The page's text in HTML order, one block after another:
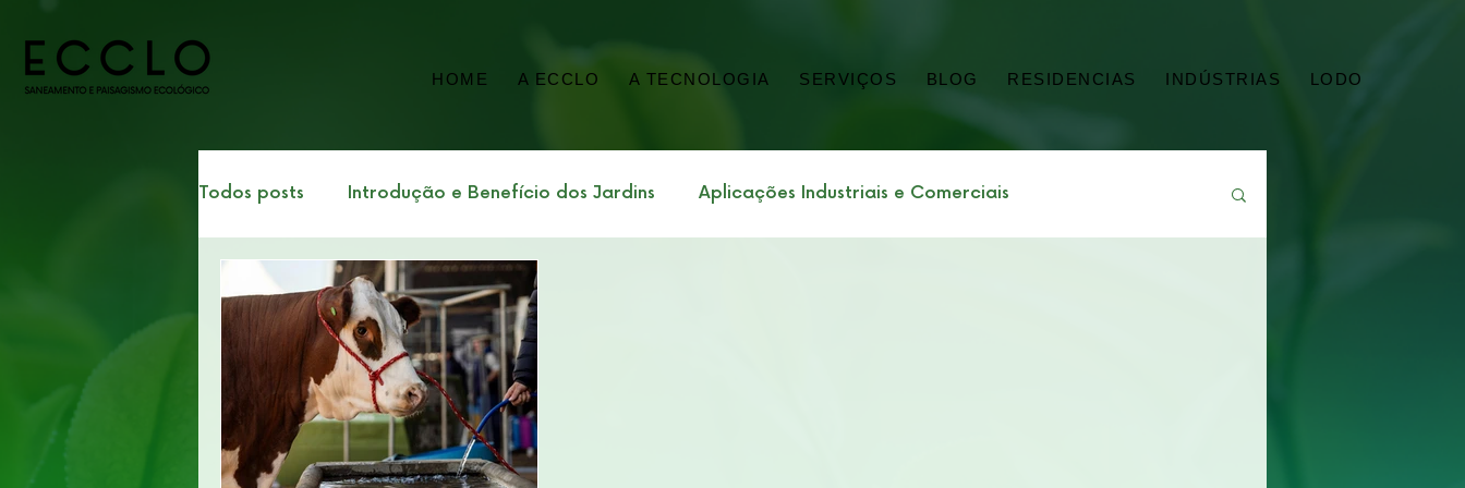
HOME A ECCLO A TECNOLOGIA SERVIÇOS BLOG RESIDENCIAS INDÚSTRIAS LODO
Todos posts Introdução e Benefício dos Jardins Aplicações Industriais e Comerciais
ESG e Sustentabilidade Corporativa
Tecnologia, Inovação e Economia
Curso: Jardins de Tratamentos